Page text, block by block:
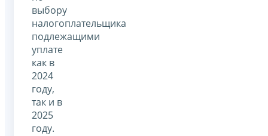
выбору
налогоплательщика
подлежащими
уплате
как в
2024
году,
так и в
2025
году.